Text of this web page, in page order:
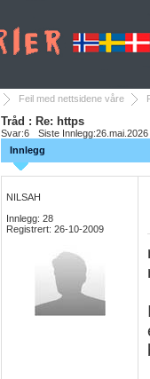
Feil med nettsidene våre
Tråd : Re: https
Svar:6 Siste Innlegg:
Innlegg
NILSAH
Innlegg: 28
Registrert: 26-10-2009